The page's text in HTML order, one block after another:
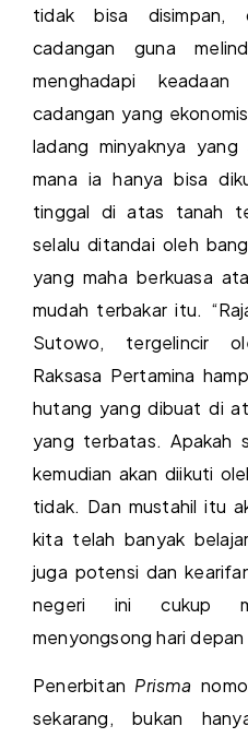
tidak bisa disimpan,
cadangan guna
menghadapi
cadangan yang
ladang minyaknya
mana ia hanya bisa
tinggal di atas tanah
selalu ditandai oleh
yang maha berkuasa
mudah terbakar itu.
Sutowo, tergelincir
Raksasa Pertamina
hutang yang dibuat di
yang terbatas. Apakah
kemudian akan diikuti
tidak. Dan mustahil itu
kita telah banyak
juga potensi dan
negeri ini cukup
menyongsong hari
Penerbitan Prisma
sekarang, bukan